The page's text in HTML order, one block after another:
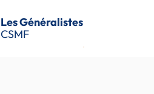
Les Généralistes
CSMF